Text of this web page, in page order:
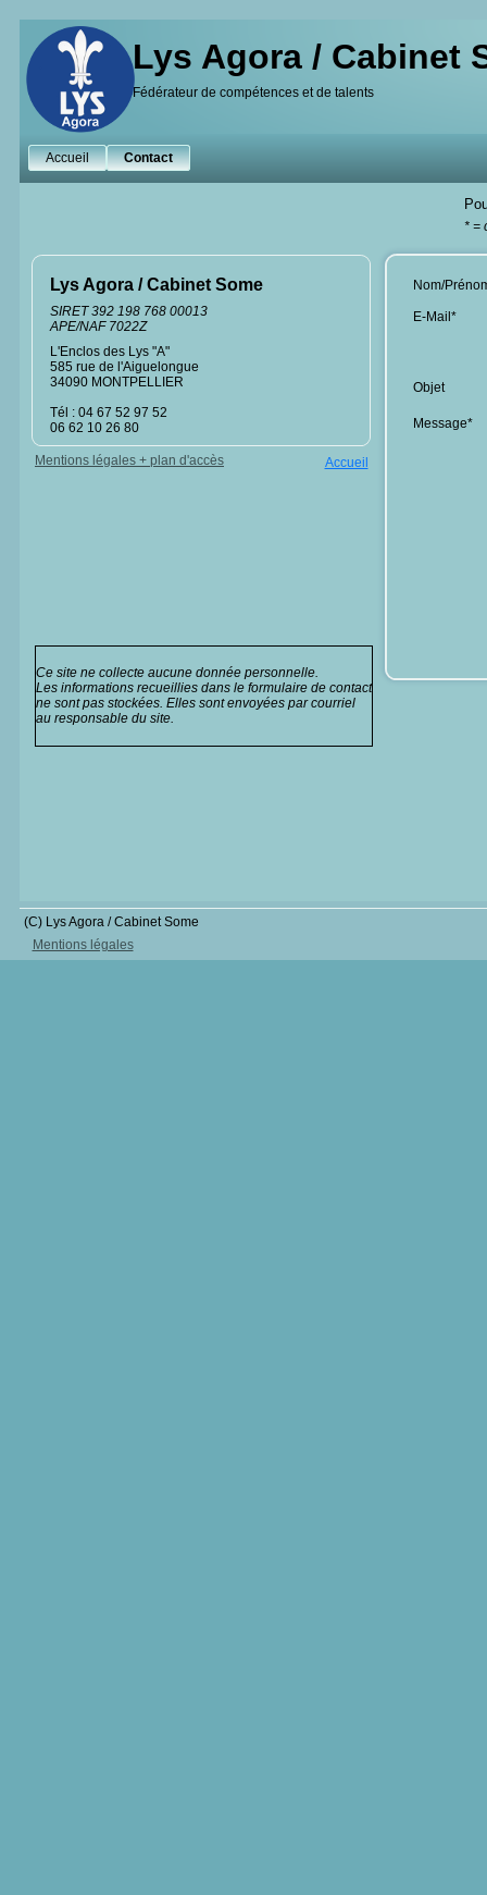
Lys Agora / Cabinet
Fédérateur de compétences et de talents
Accueil Contact
* =
Lys Agora / Cabinet Some
SIRET 392 198 768 00013
APE/NAF 7022Z
L'Enclos des Lys "A"
585 rue de l'Aiguelongue
34090 MONTPELLIER
Tél : 04 67 52 97 52
06 62 10 26 80
Mentions légales + plan d'accès Accueil
Ce site ne collecte aucune donnée personnelle.
Les informations recueillies dans le formulaire de contact
ne sont pas stockées. Elles sont envoyées par courriel
au responsable du site.
Nom/
E-Mail*
Objet
Message*
(C) Lys Agora / Cabinet Some
Mentions légales